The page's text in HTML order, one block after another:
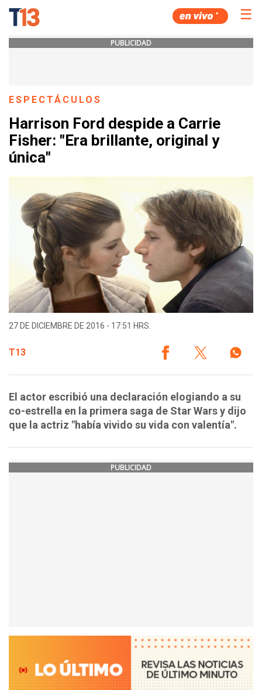
☰
PUBLICIDAD
ESPECTÁCULOS
Harrison Ford despide a Carrie
Fisher: "Era brillante, original y
única"
27 DE DICIEMBRE DE 2016 - 17:51 HRS.
T13
El actor escribió una declaración elogiando a su
co-estrella en la primera saga de Star Wars y dijo
que la actriz "había vivido su vida con valentía".
PUBLICIDAD